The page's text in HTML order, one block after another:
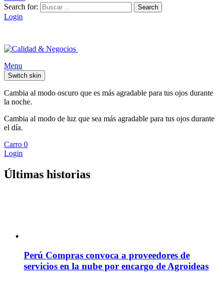
Search for:
Search
Login
Menu
Switch skin
Cambia al modo oscuro que es más agradable para tus ojos durante
la noche.
Cambia al modo de luz que sea más agradable para tus ojos durante
el día.
Carro 0
Login
Últimas historias
Perú Compras convoca a proveedores de
servicios en la nube por encargo de Agroideas